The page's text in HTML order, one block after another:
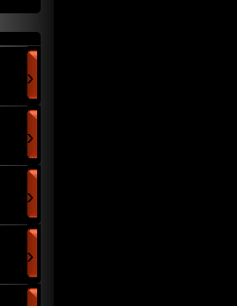
›
›
›
›